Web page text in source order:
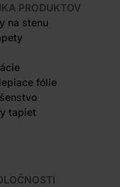
PRODUKTOV
na stenu
fólie
tapiet